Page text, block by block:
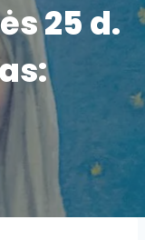
25 d.